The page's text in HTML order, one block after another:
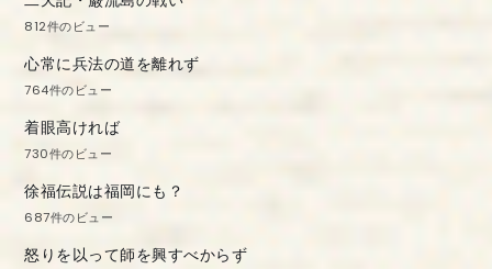
812件のビュー
心常に兵法の道を離れず
764件のビュー
着眼高ければ
730件のビュー
徐福伝説は福岡にも？
687件のビュー
怒りを以って師を興すべからず